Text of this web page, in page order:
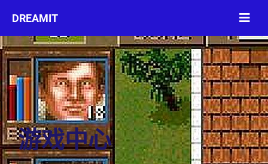
游戏中心